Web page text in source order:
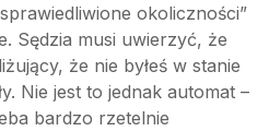
okoliczności”
Sędzia musi uwierzyć, że
że nie byłeś w stanie
Nie jest to jednak automat –
bardzo rzetelnie